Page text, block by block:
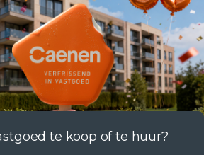
te koop of te huur?